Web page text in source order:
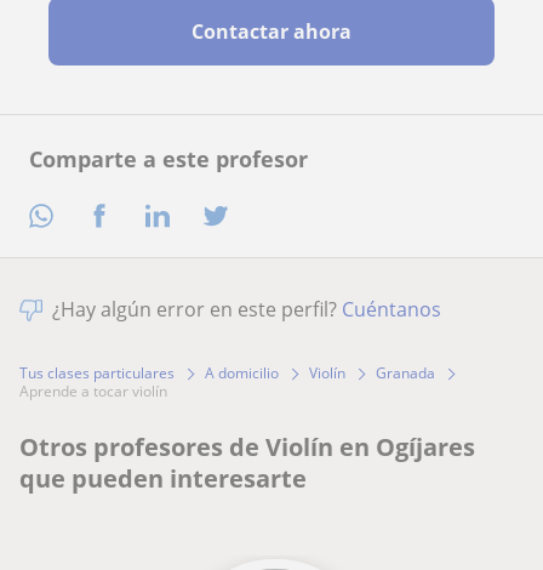
Comparte a este profesor
Contactar ahora
¿Hay algún error en este perfil? Cuéntanos
Tus clases particulares A domicilio Violín
Granada
aprende a tocar violín
Otros profesores de Violín en Ogíjares
que pueden interesarte